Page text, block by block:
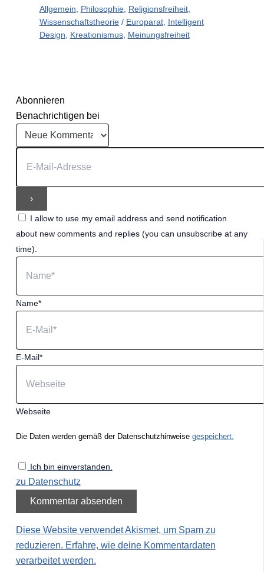
Allgemein, Philosophie, Religionsfreiheit,
Wissenschaftstheorie/ Europarat, Intelligent
Design, Kreationismus, Meinungsfreiheit
Abonnieren
Benachrichtigen bei
I allow to use my email address and send notification
about new comments and replies (you can unsubscribe at any
time).
Name*
E-Mail*
Webseite
Die Daten werden gemäß der Datenschutzhinweise gespeichert.
Ich bin einverstanden.
zu Datenschutz
Diese Website verwendet Akismet, um Spam zu
reduzieren. Erfahre, wie deine Kommentardaten
verarbeitet werden.